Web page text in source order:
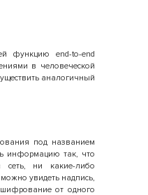
функцию end-to-end
в человеческой
аналогичный
под названием
информацию так, что
сеть, ни какие-либо
увидеть надпись,
от одного